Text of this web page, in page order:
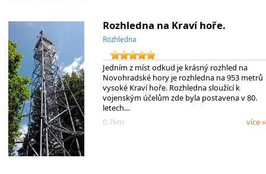
Rozhledna na Kraví hoře.
Rozhledna
Jedním z míst odkud je krásný rozhled na
Novohradské hory je rozhledna na 953 metrů
vysoké Kraví hoře. Rozhledna sloužící k
vojenským účelům zde byla postavena v 80.
letech…
0.7km
více »